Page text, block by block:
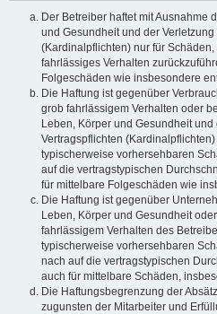
Der Betreiber haftet mit Ausnahme
und Gesundheit und der
(Kardinalpflichten) nur für
fahrlässiges Verhalten
Folgeschäden wie insbesondere
Die Haftung ist gegenüber
grob fahrlässigem Verhalten oder
Leben, Körper und Gesundheit
Vertragspflichten
typischerweise vorhersehbaren
auf die vertragstypischen
für mittelbare Folgeschäden wie
Die Haftung ist gegenüber
Leben, Körper und Gesundheit
fahrlässigem Verhalten des
typischerweise vorhersehbaren
nach auf die vertragstypischen
auch für mittelbare Schäden,
Die Haftungsbegrenzung der
zugunsten der Mitarbeiter und